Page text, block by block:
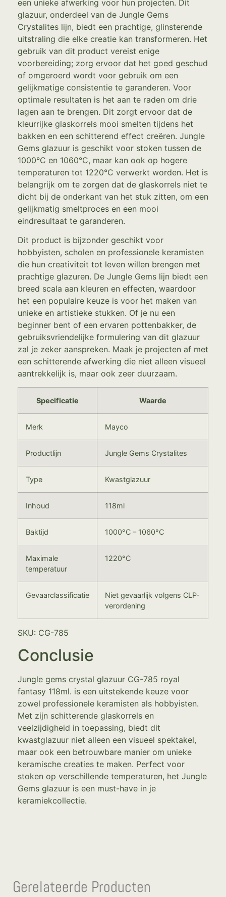
een unieke afwerking voor hun projecten. Dit
glazuur, onderdeel van de Jungle Gems
Crystalites lijn, biedt een prachtige, glinsterende
uitstraling die elke creatie kan transformeren. Het
gebruik van dit product vereist enige
voorbereiding; zorg ervoor dat het goed geschud
of omgeroerd wordt voor gebruik om een
gelijkmatige consistentie te garanderen. Voor
optimale resultaten is het aan te raden om drie
lagen aan te brengen. Dit zorgt ervoor dat de
kleurrijke glaskorrels mooi smelten tijdens het
bakken en een schitterend effect creëren. Jungle
Gems glazuur is geschikt voor stoken tussen de
1000°C en 1060°C, maar kan ook op hogere
temperaturen tot 1220°C verwerkt worden. Het is
belangrijk om te zorgen dat de glaskorrels niet te
dicht bij de onderkant van het stuk zitten, om een
gelijkmatig smeltproces en een mooi
eindresultaat te garanderen.
Dit product is bijzonder geschikt voor
hobbyisten, scholen en professionele keramisten
die hun creativiteit tot leven willen brengen met
prachtige glazuren. De Jungle Gems lijn biedt een
breed scala aan kleuren en effecten, waardoor
het een populaire keuze is voor het maken van
unieke en artistieke stukken. Of je nu een
beginner bent of een ervaren pottenbakker, de
gebruiksvriendelijke formulering van dit glazuur
zal je zeker aanspreken. Maak je projecten af met
een schitterende afwerking die niet alleen visueel
aantrekkelijk is, maar ook zeer duurzaam.
Specificatie Waarde
Merk Mayco
Productlijn Jungle Gems Crystalites
Type Kwastglazuur
Inhoud 118ml
Baktijd 1000°C – 1060°C
Maximale
temperatuur
1220°C
Gevaarclassificatie
Niet gevaarlijk volgens CLP-
verordening
SKU: CG-785
Conclusie
Jungle gems crystal glazuur CG-785 royal
fantasy 118ml. is een uitstekende keuze voor
zowel professionele keramisten als hobbyisten.
Met zijn schitterende glaskorrels en
veelzijdigheid in toepassing, biedt dit
kwastglazuur niet alleen een visueel spektakel,
maar ook een betrouwbare manier om unieke
keramische creaties te maken. Perfect voor
stoken op verschillende temperaturen, het Jungle
Gems glazuur is een must-have in je
keramiekcollectie.
Gerelateerde Producten